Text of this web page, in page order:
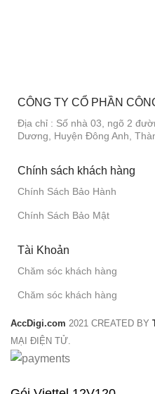
CÔNG TY CỔ PHẦN
Địa chỉ : Số nhà 03, ngõ 2
Dương, Huyện Đông Anh,
Chính sách khách hàng
Chính Sách Bảo Hành
Chính Sách Bảo Mật
Tài Khoản
Chăm sóc khách hàng
Chăm sóc khách hàng
AccDigi.com 2021 CREATED BY
MẠI ĐIỆN TỬ.